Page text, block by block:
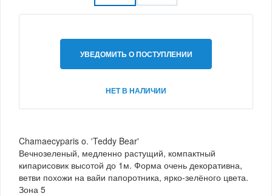
УВЕДОМИТЬ О ПОСТУПЛЕНИИ
НЕТ В НАЛИЧИИ
Chamaecyparis o. 'Teddy Bear'
Вечнозеленый, медленно растущий, компактный
кипарисовик высотой до 1м. Форма очень декоративна,
ветви похожи на вайи папоротника, ярко-зелёного цвета.
Зона 5